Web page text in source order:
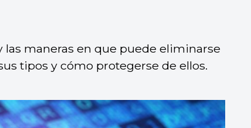
las maneras en que puede eliminarse
tipos y cómo protegerse de ellos.